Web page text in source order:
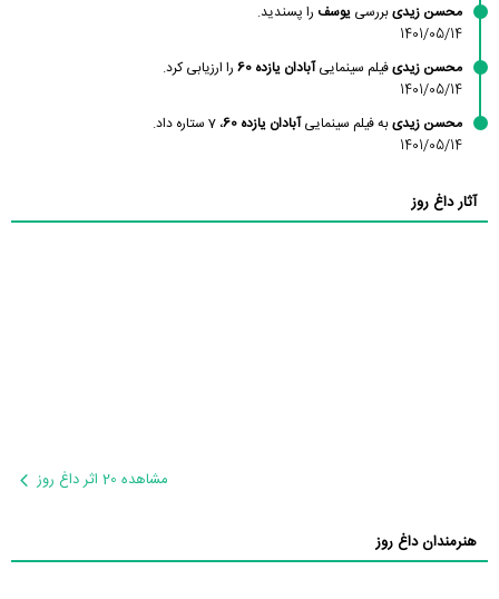
محسن زیدیبررسی یوسف را پسندید.
1401/05/14
محسن زیدیفیلم سینماییآبادان یازده 60
را ارزیابی کرد.
1401/05/14
محسن زیدیبه فیلم سینماییآبادان یازده 60
، 7 ستاره داد.
1401/05/14
آثار داغ روز
مشاهده 20 اثر داغ روز
هنرمندان داغ روز